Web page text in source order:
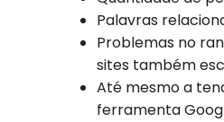
Palavras
Problemas no
sites também
Até mesmo a
ferramenta